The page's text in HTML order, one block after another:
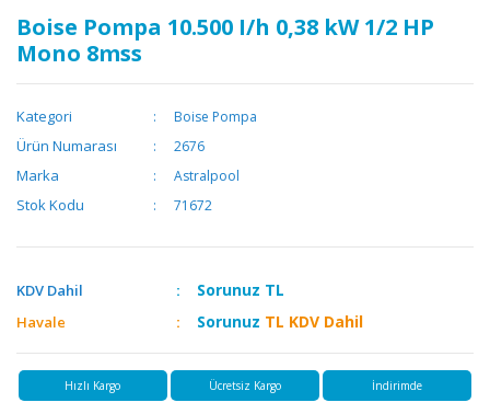
Boise Pompa 10.500 I/h 0,38 kW 1/2 HP
Mono 8mss
Kategori Boise Pompa
Ürün Numarası 2676
Marka Astralpool
Stok Kodu 71672
KDV Dahil Sorunuz TL
Havale Sorunuz TL KDV Dahil
Hızlı Kargo Ücretsiz Kargo İndirimde